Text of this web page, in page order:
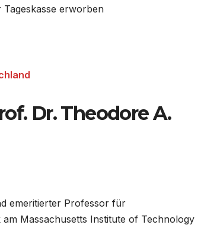
erworben
Dr. Theodore A.
emeritierter Professor für
Massachusetts Institute of Technology